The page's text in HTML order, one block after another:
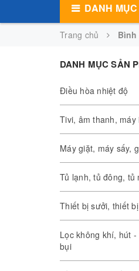
DANH
Trang chủ
DANH MỤC SẢN
Điều hòa nhiệt độ
Tivi, âm thanh, máy
Máy giặt, máy sấy,
Tủ lạnh, tủ đông, tủ
Thiết bị sưởi, thiết
Lọc không khí, hút
bụi